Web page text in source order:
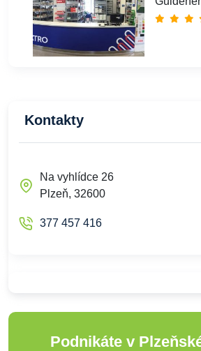
Kontakty
Na vyhlídce 26
Plzeň, 32600
377 457 416
Podnikáte v